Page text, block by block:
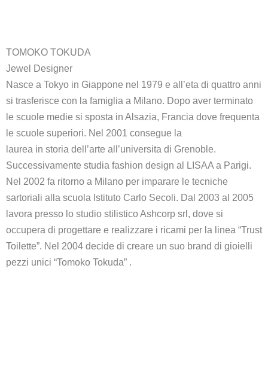
TOMOKO TOKUDA
Jewel Designer
Nasce a Tokyo in Giappone nel 1979 e all’eta di quattro anni
si trasferisce con la famiglia a Milano. Dopo aver terminato
le scuole medie si sposta in Alsazia, Francia dove frequenta
le scuole superiori. Nel 2001 consegue la
laurea in storia dell’arte all’universita di Grenoble.
Successivamente studia fashion design al LISAA a Parigi.
Nel 2002 fa ritorno a Milano per imparare le tecniche
sartoriali alla scuola Istituto Carlo Secoli. Dal 2003 al 2005
lavora presso lo studio stilistico Ashcorp srl, dove si
occupera di progettare e realizzare i ricami per la linea “Trust
Toilette”. Nel 2004 decide di creare un suo brand di gioielli
pezzi unici “Tomoko Tokuda” .